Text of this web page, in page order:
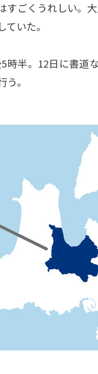
ごくうれしい。
いた。
半。12日に書道
。